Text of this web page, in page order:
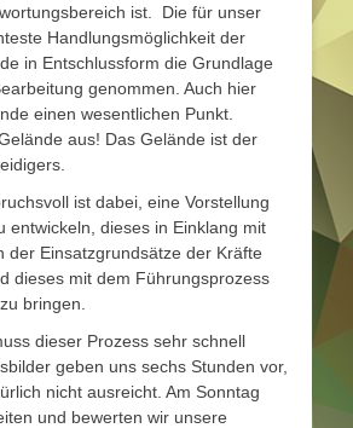
ist. Die für unser
Handlungsmöglichkeit der
in Entschlussform die Grundlage
genommen. Auch hier
einen wesentlichen Punkt.
aus! Das Gelände ist der
ist dabei, eine Vorstellung
entwickeln, dieses in Einklang mit
der Einsatzgrundsätze der Kräfte
dieses mit dem Führungsprozess
bringen.
dieser Prozess sehr schnell
geben uns sechs Stunden vor,
nicht ausreicht. Am Sonntag
und bewerten wir unsere